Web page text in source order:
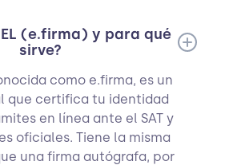
(e.firma) y para qué
sirve?
como e.firma, es un
que certifica tu identidad
en línea ante el SAT y
oficiales. Tiene la misma
una firma autógrafa, por